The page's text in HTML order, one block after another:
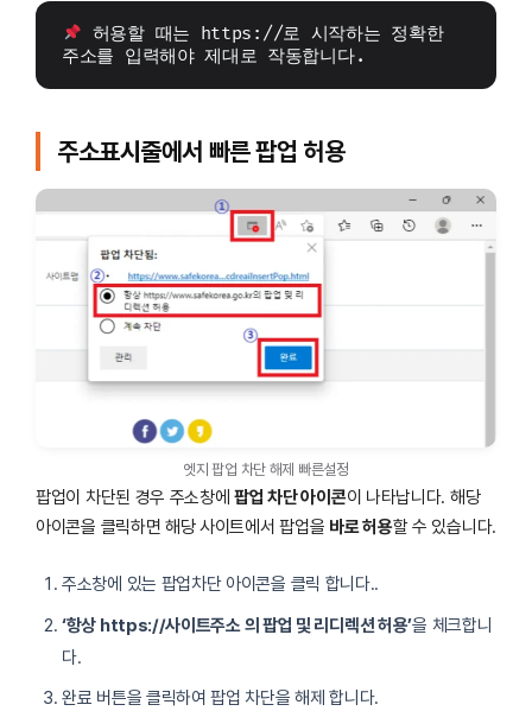
허용할 때는 https://로 시작하는 정확한
주소를 입력해야 제대로 작동합니다.
주소표시줄에서 빠른 팝업 허용
엣지 팝업 차단 해제 빠른설정
팝업이 차단된 경우 주소창에팝업 차단 아이콘이 나타납니다. 해당
아이콘을 클릭하면 해당 사이트에서 팝업을 바로 허용할 수 있습니다.
주소창에 있는 팝업차단 아이콘을 클릭 합니다..
‘항상 https://사이트주소 의 팝업 및 리디렉션 허용’을 체크합니
다.
완료 버튼을 클릭하여 팝업 차단을 해제 합니다.